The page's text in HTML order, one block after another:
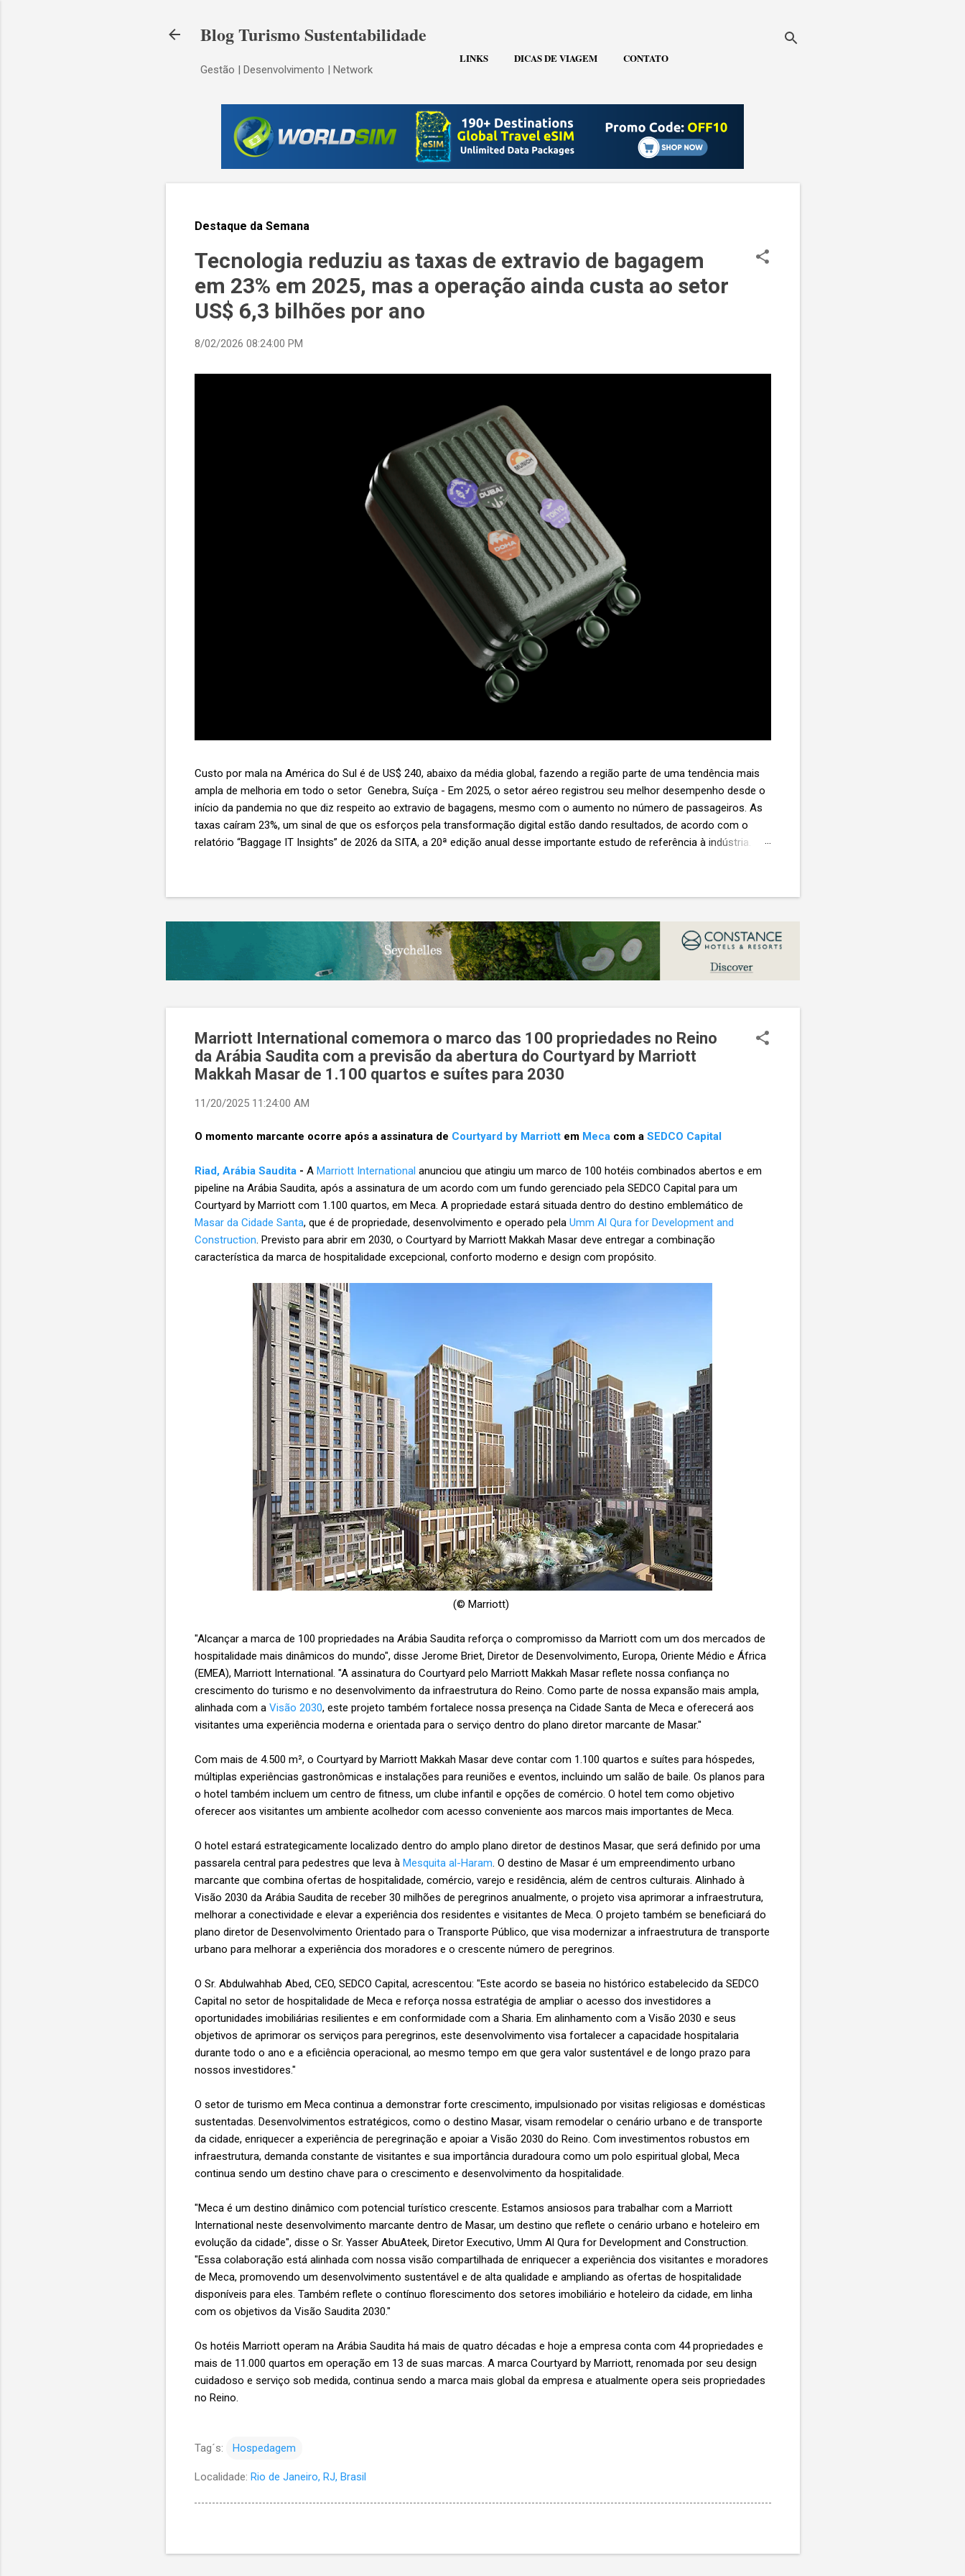
Blog Turismo Sustentabilidade
Gestão | Desenvolvimento | Network
LINKS DICAS DE VIAGEM CONTATO
Destaque da Semana
Tecnologia reduziu as taxas de extravio de bagagem
em 23% em 2025, mas a operação ainda custa ao setor
US$ 6,3 bilhões por ano
8/02/2026 08:24:00 PM
Custo por mala na América do Sul é de US$ 240, abaixo da média global, fazendo a região parte de uma tendência mais
ampla de melhoria em todo o setor Genebra, Suíça - Em 2025, o setor aéreo registrou seu melhor desempenho desde o
início da pandemia no que diz respeito ao extravio de bagagens, mesmo com o aumento no número de passageiros. As
taxas caíram 23%, um sinal de que os esforços pela transformação digital estão dando resultados, de acordo com o
relatório “Baggage IT Insights” de 2026 da SITA, a 20ª edição anual desse importante estudo de referência à indústria. (©
lucro líquido médio de apenas US$ 8 por passageiro, uma mala extraviada anula o lucro de mais de 30 assentos vendidos,
Marriott International comemora o marco das 100 propriedades no Reino
da Arábia Saudita com a previsão da abertura do Courtyard by Marriott
Makkah Masar de 1.100 quartos e suítes para 2030
11/20/2025 11:24:00 AM
O momento marcante ocorre após a assinatura de Courtyard by Marriottem Mecacom a SEDCO Capital
Riad, Arábia Saudita- A Marriott International anunciou que atingiu um marco de 100 hotéis combinados abertos e em
pipeline na Arábia Saudita, após a assinatura de um acordo com um fundo gerenciado pela SEDCO Capital para um
Courtyard by Marriott com 1.100 quartos, em Meca. A propriedade estará situada dentro do destino emblemático de
Masar da Cidade Santa, que é de propriedade, desenvolvimento e operado pela Umm Al Qura for Development and
Construction. Previsto para abrir em 2030, o Courtyard by Marriott Makkah Masar deve entregar a combinação
característica da marca de hospitalidade excepcional, conforto moderno e design com propósito.
(© Marriott)
"Alcançar a marca de 100 propriedades na Arábia Saudita reforça o compromisso da Marriott com um dos mercados de
hospitalidade mais dinâmicos do mundo", disse Jerome Briet, Diretor de Desenvolvimento, Europa, Oriente Médio e África
(EMEA), Marriott International. "A assinatura do Courtyard pelo Marriott Makkah Masar reflete nossa confiança no
crescimento do turismo e no desenvolvimento da infraestrutura do Reino. Como parte de nossa expansão mais ampla,
alinhada com a Visão 2030, este projeto também fortalece nossa presença na Cidade Santa de Meca e oferecerá aos
visitantes uma experiência moderna e orientada para o serviço dentro do plano diretor marcante de Masar."
Com mais de 4.500 m², o Courtyard by Marriott Makkah Masar deve contar com 1.100 quartos e suítes para hóspedes,
múltiplas experiências gastronômicas e instalações para reuniões e eventos, incluindo um salão de baile. Os planos para
o hotel também incluem um centro de fitness, um clube infantil e opções de comércio. O hotel tem como objetivo
oferecer aos visitantes um ambiente acolhedor com acesso conveniente aos marcos mais importantes de Meca.
O hotel estará estrategicamente localizado dentro do amplo plano diretor de destinos Masar, que será definido por uma
passarela central para pedestres que leva à Mesquita al-Haram. O destino de Masar é um empreendimento urbano
marcante que combina ofertas de hospitalidade, comércio, varejo e residência, além de centros culturais. Alinhado à
Visão 2030 da Arábia Saudita de receber 30 milhões de peregrinos anualmente, o projeto visa aprimorar a infraestrutura,
melhorar a conectividade e elevar a experiência dos residentes e visitantes de Meca. O projeto também se beneficiará do
plano diretor de Desenvolvimento Orientado para o Transporte Público, que visa modernizar a infraestrutura de transporte
urbano para melhorar a experiência dos moradores e o crescente número de peregrinos.
O Sr. Abdulwahhab Abed, CEO, SEDCO Capital, acrescentou: "Este acordo se baseia no histórico estabelecido da SEDCO
Capital no setor de hospitalidade de Meca e reforça nossa estratégia de ampliar o acesso dos investidores a
oportunidades imobiliárias resilientes e em conformidade com a Sharia. Em alinhamento com a Visão 2030 e seus
objetivos de aprimorar os serviços para peregrinos, este desenvolvimento visa fortalecer a capacidade hospitalaria
durante todo o ano e a eficiência operacional, ao mesmo tempo em que gera valor sustentável e de longo prazo para
nossos investidores."
O setor de turismo em Meca continua a demonstrar forte crescimento, impulsionado por visitas religiosas e domésticas
sustentadas. Desenvolvimentos estratégicos, como o destino Masar, visam remodelar o cenário urbano e de transporte
da cidade, enriquecer a experiência de peregrinação e apoiar a Visão 2030 do Reino. Com investimentos robustos em
infraestrutura, demanda constante de visitantes e sua importância duradoura como um polo espiritual global, Meca
continua sendo um destino chave para o crescimento e desenvolvimento da hospitalidade.
"Meca é um destino dinâmico com potencial turístico crescente. Estamos ansiosos para trabalhar com a Marriott
International neste desenvolvimento marcante dentro de Masar, um destino que reflete o cenário urbano e hoteleiro em
evolução da cidade", disse o Sr. Yasser AbuAteek, Diretor Executivo, Umm Al Qura for Development and Construction.
"Essa colaboração está alinhada com nossa visão compartilhada de enriquecer a experiência dos visitantes e moradores
de Meca, promovendo um desenvolvimento sustentável e de alta qualidade e ampliando as ofertas de hospitalidade
disponíveis para eles. Também reflete o contínuo florescimento dos setores imobiliário e hoteleiro da cidade, em linha
com os objetivos da Visão Saudita 2030."
Os hotéis Marriott operam na Arábia Saudita há mais de quatro décadas e hoje a empresa conta com 44 propriedades e
mais de 11.000 quartos em operação em 13 de suas marcas. A marca Courtyard by Marriott, renomada por seu design
cuidadoso e serviço sob medida, continua sendo a marca mais global da empresa e atualmente opera seis propriedades
no Reino.
Tag´s: Hospedagem
Localidade: Rio de Janeiro, RJ, Brasil